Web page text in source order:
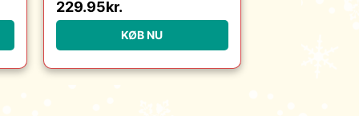
229.95kr.
KØB NU